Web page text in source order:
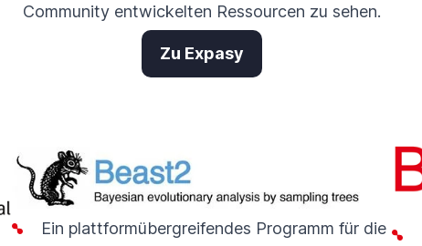
Community entwickelten Ressourcen zu sehen.
Zu Expasy
Ein plattformübergreifendes Programm für die